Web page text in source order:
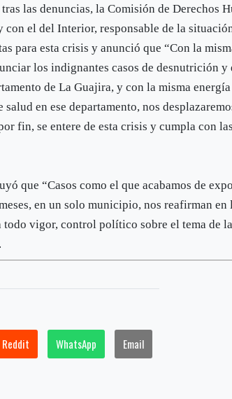
las denuncias, la Comisión de Derechos
el del Interior, responsable de la
para esta crisis y anunció que “Con la
los indignantes casos de desnutrición
de La Guajira, y con la misma
salud en ese departamento, nos
fin, se entere de esta crisis y cumpla con
que “Casos como el que acabamos de
en un solo municipio, nos reafirman
todo vigor, control político sobre el tema de
Reddit WhatsApp Email